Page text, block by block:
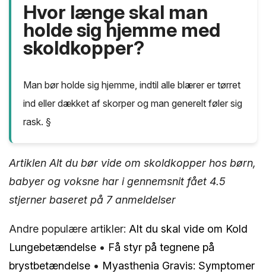
Hvor længe skal man
holde sig hjemme med
skoldkopper?
Man bør holde sig hjemme, indtil alle blærer er tørret
ind eller dækket af skorper og man generelt føler sig
rask. §
Artiklen Alt du bør vide om skoldkopper hos børn,
babyer og voksne har i gennemsnit fået 4.5
stjerner baseret på 7anmeldelser
Andre populære artikler: Alt du skal vide om Kold
Lungebetændelse • Få styr på tegnene på
brystbetændelse • Myasthenia Gravis: Symptomer